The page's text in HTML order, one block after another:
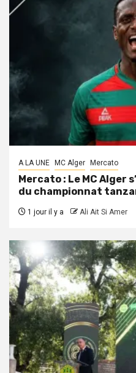
A LA UNE MC Alger Mercato
Mercato : Le MC Alger
du championnat
1 jour il y a Ali Ait Si Amer